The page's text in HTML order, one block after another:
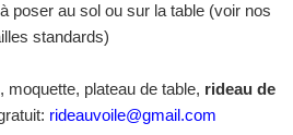
poser au sol ou sur la table (voir nos
standards)
moquette, plateau de table, rideau de
rideauvoile@gmail.com